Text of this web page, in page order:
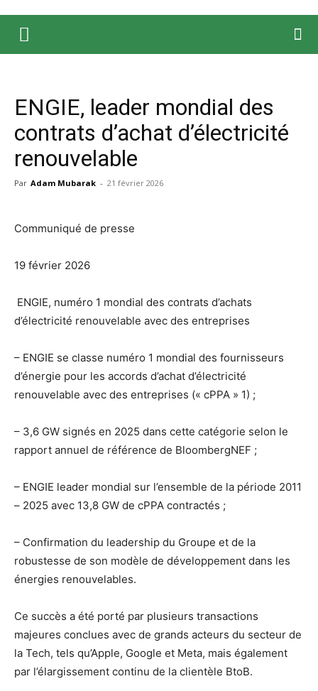
ENGIE, leader mondial des
contrats d’achat d’électricité
renouvelable
Par Adam Mubarak - 21 février 2026
Communiqué de presse
19 février 2026
ENGIE, numéro 1 mondial des contrats d’achats
d’électricité renouvelable avec des entreprises
– ENGIE se classe numéro 1 mondial des fournisseurs
d’énergie pour les accords d’achat d’électricité
renouvelable avec des entreprises (« cPPA » 1) ;
– 3,6 GW signés en 2025 dans cette catégorie selon le
rapport annuel de référence de BloombergNEF ;
– ENGIE leader mondial sur l’ensemble de la période 2011
– 2025 avec 13,8 GW de cPPA contractés ;
– Confirmation du leadership du Groupe et de la
robustesse de son modèle de développement dans les
énergies renouvelables.
Ce succès a été porté par plusieurs transactions
majeures conclues avec de grands acteurs du secteur de
la Tech, tels qu’Apple, Google et Meta, mais également
par l’élargissement continu de la clientèle BtoB.